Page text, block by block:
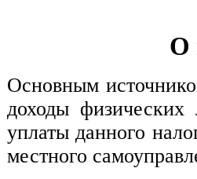
О
Основным
доходы
уплаты данного
местного